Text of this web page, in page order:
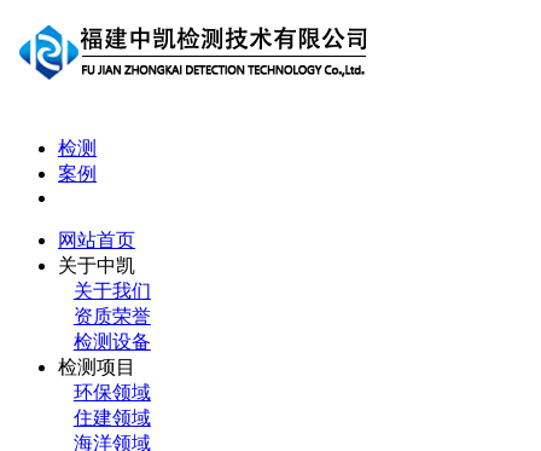
检测
案例
网站首页
关于中凯
关于我们
资质荣誉
检测设备
检测项目
环保领域
住建领域
海洋领域